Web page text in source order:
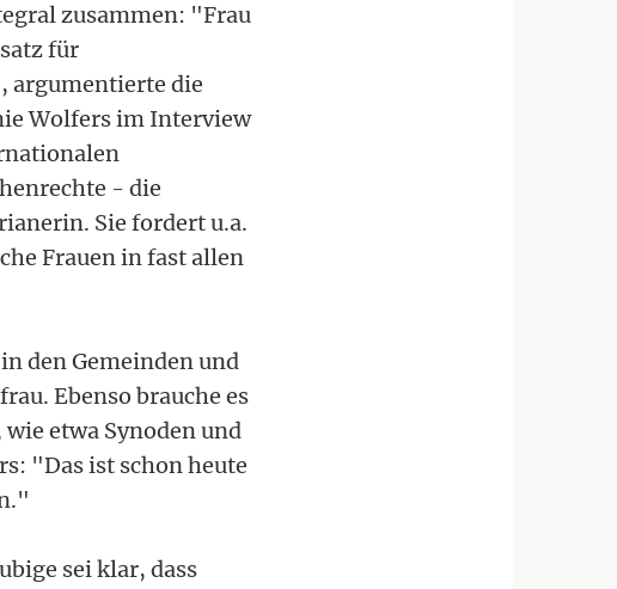
zusammen: "Frau
für
argumentierte die
Wolfers im Interview
- die
Sie fordert u.a.
Frauen in fast allen
den Gemeinden und
Ebenso brauche es
etwa Synoden und
"Das ist schon heute
sei klar, dass